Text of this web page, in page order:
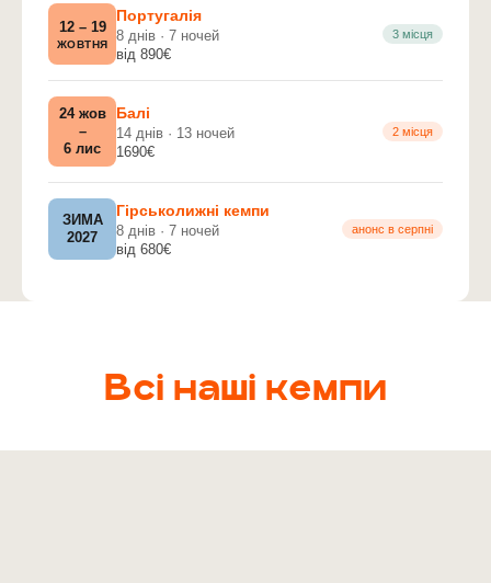
12 – 19
ЖОВТНЯ
Португалія
8 днів · 7 ночей
від 890€
3 місця
24 жов
–
6 лис
Балі
14 днів · 13 ночей
1690€
2 місця
ЗИМА
2027
Гірськолижні кемпи
8 днів · 7 ночей
від 680€
анонс в серпні
Всі наші кемпи